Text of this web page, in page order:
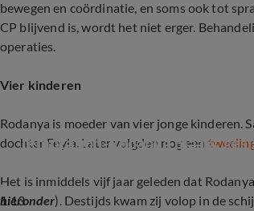
bewegen en coördinatie, en soms ook tot
CP blijvend is, wordt het niet erger.
operaties.
Vier kinderen
Rodanya is moeder van vier jonge kinderen.
dochter Feyla. Later volgden nog een
1:13
Temptation-Rodanya maakt
Het is inmiddels vijf jaar geleden dat
hieronder). Destijds kwam zij volop in de